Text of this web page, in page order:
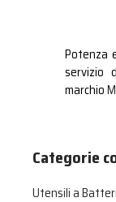
Potenza
servizio
marchio
Categorie
Utensili a